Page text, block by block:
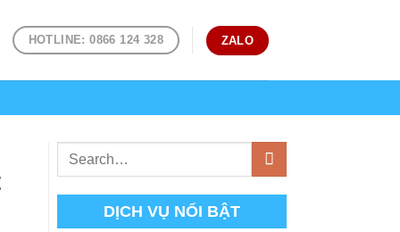
HOTLINE: 0866 124 328 ZALO
DỊCH VỤ NỔI BẬT